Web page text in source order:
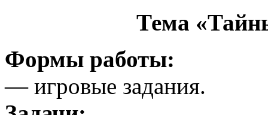
Тема
Формы работы:
— игровые задания.